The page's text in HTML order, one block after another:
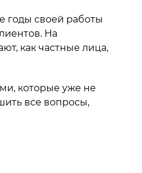
годы своей работы
На
как частные лица,
которые уже не
все вопросы,